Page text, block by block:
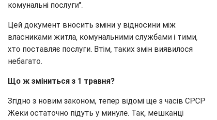
комунальні послуги".
Цей документ вносить зміни у відносини між
власниками житла, комунальними службами і тими,
хто поставляє послуги. Втім, таких змін виявилося
небагато.
Що ж зміниться з 1 травня?
Згідно з новим законом, тепер відомі ще з часів СРСР
Жеки остаточно підуть у минуле. Так, мешканці